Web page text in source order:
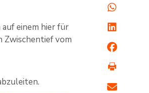
einem hier für
Zwischentief vom